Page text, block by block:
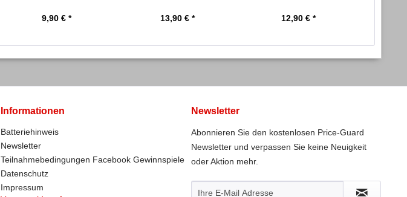
9,90 € * 13,90 € * 12,90 € *
Informationen
Batteriehinweis
Newsletter
Teilnahmebedingungen Facebook Gewinnspiele
Datenschutz
Impressum
Newsletter
Abonnieren Sie den kostenlosen Price-Guard
Newsletter und verpassen Sie keine Neuigkeit
oder Aktion mehr.